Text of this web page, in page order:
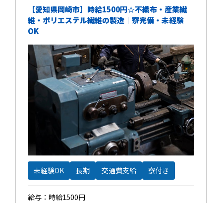
【愛知県岡崎市】時給1500円☆不織布・産業繊
維・ポリエステル繊維の製造｜寮完備・未経験
OK
未経験OK 長期 交通費支給 寮付き
給与：時給1500円